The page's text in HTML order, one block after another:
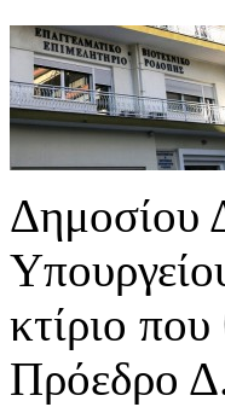
Δημοσίου
κτίριο
Πρόεδρο